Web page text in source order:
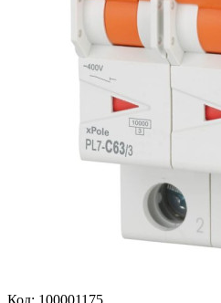
Код: 100001175